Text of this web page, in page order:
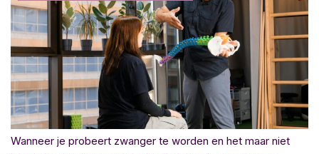
Wanneer je probeert zwanger te worden en het maar niet